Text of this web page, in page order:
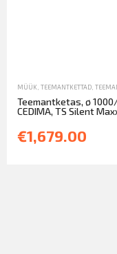
MÜÜK TEEMANTKETTAD
Teemantketas, ø
CEDIMA, TS Silent
€1,679.00